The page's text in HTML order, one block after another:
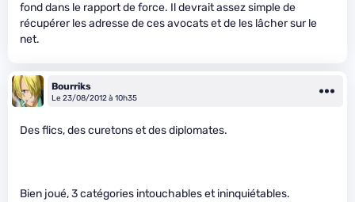
fond dans le rapport de force. Il devrait assez simple de
récupérer les adresse de ces avocats et de les lâcher sur le
net.
Bourriks
Le 23/08/2012 à 10h35
Des flics, des curetons et des diplomates.
Bien joué, 3 catégories intouchables et ininquiétables.